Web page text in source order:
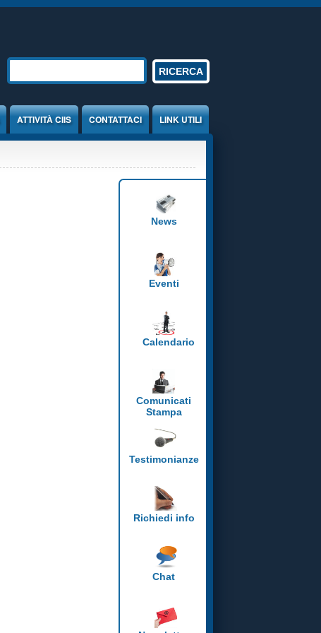
Form di ricerca
ATTIVITÀ CIIS CONTATTACI LINK UTILI
News
Eventi
Calendario
Comunicati
Stampa
Testimonianze
Richiedi info
Chat